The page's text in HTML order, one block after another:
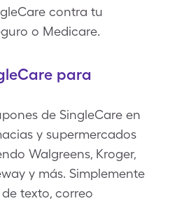
contra tu
o Medicare.
para
de SingleCare en
y supermercados
Walgreens, Kroger,
y más. Simplemente
texto, correo